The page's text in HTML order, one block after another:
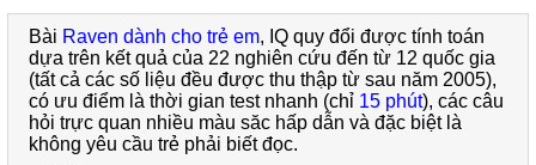
Bài Raven dành cho trẻ em, IQ quy đổi được tính toán
dựa trên kết quả của 22 nghiên cứu đến từ 12 quốc gia
(tất cả các số liệu đều được thu thập từ sau năm 2005),
có ưu điểm là thời gian test nhanh (chỉ 15 phút), các câu
hỏi trực quan nhiều màu săc hấp dẫn và đặc biệt là
không yêu cầu trẻ phải biết đọc.